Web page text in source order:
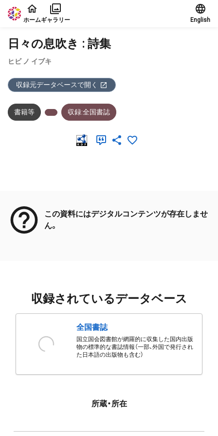
本文に飛ぶ
ホームギャラリー English
日々の息吹き : 詩集
ヒビ ノ イブキ
収録元データベースで開く
書籍等 収録:全国書誌
この資料にはデジタルコンテンツが存在しませ
ん。
収録されているデータベース
全国書誌
国立国会図書館が網羅的に収集した国内出版
物の標準的な書誌情報（一部、外国で発行され
た日本語の出版物も含む）
所蔵・所在